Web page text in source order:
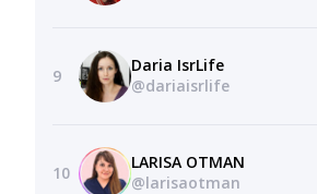
9
Daria IsrLife
@dariaisrlife
10
LARISA OTMAN
@larisaotman